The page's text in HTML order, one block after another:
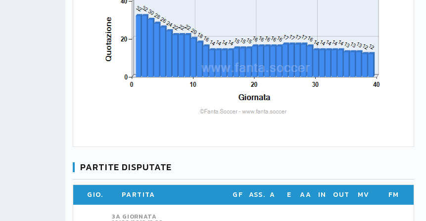
PARTITE DISPUTATE
GIO. PARTITA GF ASS. A E AA IN OUT MV FM
3A GIORNATA